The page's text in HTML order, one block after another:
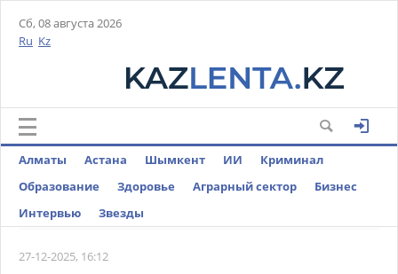
Сб, 08 августа 2026
Ru Kz
Алматы Астана Шымкент ИИ
Криминал
Образование
Здоровье Аграрный сектор
Бизнес
Интервью
Звезды
27-12-2025, 16:12